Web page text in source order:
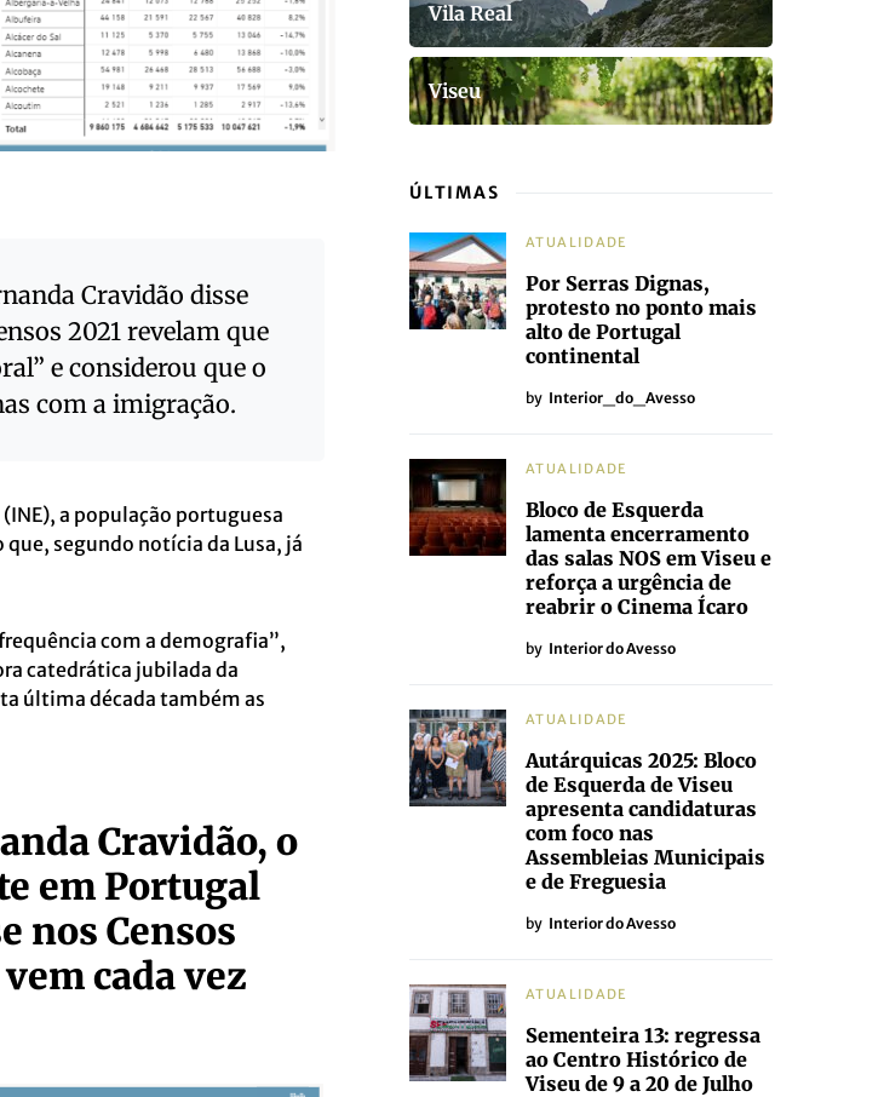
Cravidão disse
2021 revelam que
e considerou que o
com a imigração.
a população portuguesa
segundo notícia da Lusa, já
com a demografia”,
catedrática jubilada da
última década também as
Cravidão, o
em Portugal
nos Censos
cada vez
Vila Real
Viseu
ÚLTIMAS
ATUALIDADE
Por Serras Dignas,
protesto no ponto mais
alto de Portugal
continental
by Interior_do_Avesso
ATUALIDADE
Bloco de Esquerda
lamenta encerramento
das salas NOS em Viseu e
reforça a urgência de
reabrir o Cinema Ícaro
by Interior do Avesso
ATUALIDADE
Autárquicas 2025: Bloco
de Esquerda de Viseu
apresenta candidaturas
com foco nas
Assembleias Municipais
e de Freguesia
by Interior do Avesso
ATUALIDADE
Sementeira 13: regressa
ao Centro Histórico de
Viseu de 9 a 20 de Julho